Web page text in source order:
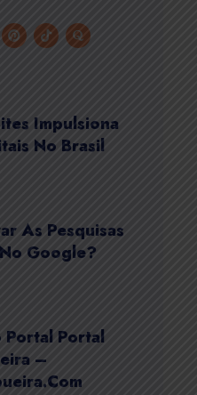
Impulsiona
No Brasil
As Pesquisas
Google?
Portal Portal
–